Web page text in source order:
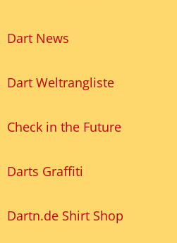
Dart News
Dart Weltrangliste
Check in the Future
Darts Graffiti
Dartn.de Shirt Shop